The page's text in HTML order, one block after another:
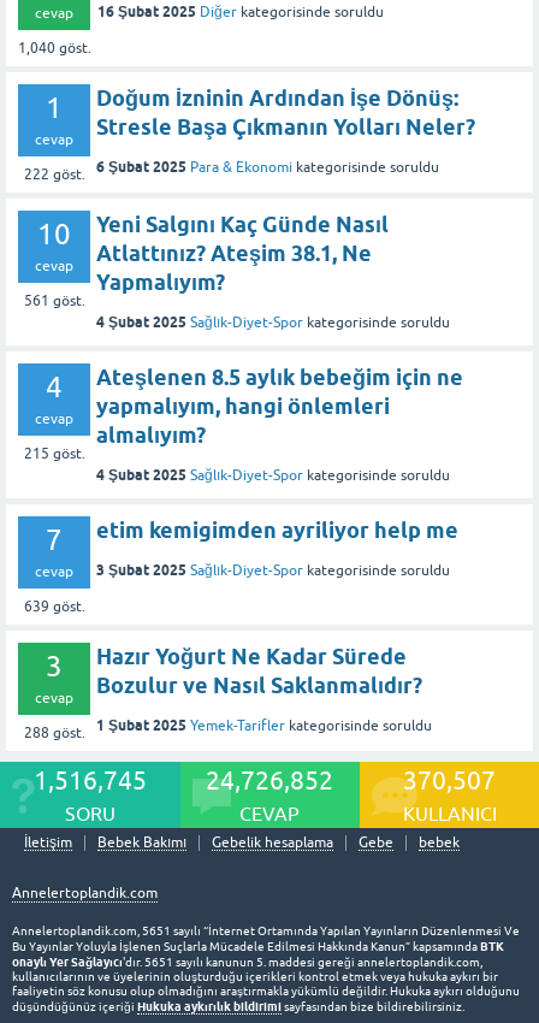
cevap
1,040 göst.
16 Şubat 2025 Diğer kategorisinde soruldu
1
cevap
222 göst.
Doğum İzninin Ardından İşe Dönüş:
Stresle Başa Çıkmanın Yolları Neler?
6 Şubat 2025 Para & Ekonomi kategorisinde soruldu
10
cevap
561 göst.
Yeni Salgını Kaç Günde Nasıl
Atlattınız? Ateşim 38.1, Ne
Yapmalıyım?
4 Şubat 2025 Sağlık-Diyet-Spor kategorisinde soruldu
4
cevap
215 göst.
Ateşlenen 8.5 aylık bebeğim için ne
yapmalıyım, hangi önlemleri
almalıyım?
4 Şubat 2025 Sağlık-Diyet-Spor kategorisinde soruldu
7
cevap
639 göst.
etim kemigimden ayriliyor help me
3 Şubat 2025 Sağlık-Diyet-Spor kategorisinde soruldu
3
cevap
288 göst.
Hazır Yoğurt Ne Kadar Sürede
Bozulur ve Nasıl Saklanmalıdır?
1 Şubat 2025 Yemek-Tarifler kategorisinde soruldu
1,516,745
SORU
24,726,852
CEVAP
370,507
KULLANICI
İletişim Bebek Bakımı Gebelik hesaplama Gebe bebek
Annelertoplandik.com
Annelertoplandik.com, 5651 sayılı “İnternet Ortamında Yapılan Yayınların Düzenlenmesi Ve
Bu Yayınlar Yoluyla İşlenen Suçlarla Mücadele Edilmesi Hakkında Kanun” kapsamındaBTK
onaylı Yer Sağlayıcı'dır. 5651 sayılı kanunun 5. maddesi gereği annelertoplandik.com,
kullanıcılarının ve üyelerinin oluşturduğu içerikleri kontrol etmek veya hukuka aykırı bir
faaliyetin söz konusu olup olmadığını araştırmakla yükümlü değildir. Hukuka aykırı olduğunu
düşündüğünüz içeriği Hukuka aykırılık bildirimisayfasından bize bildirebilirsiniz.